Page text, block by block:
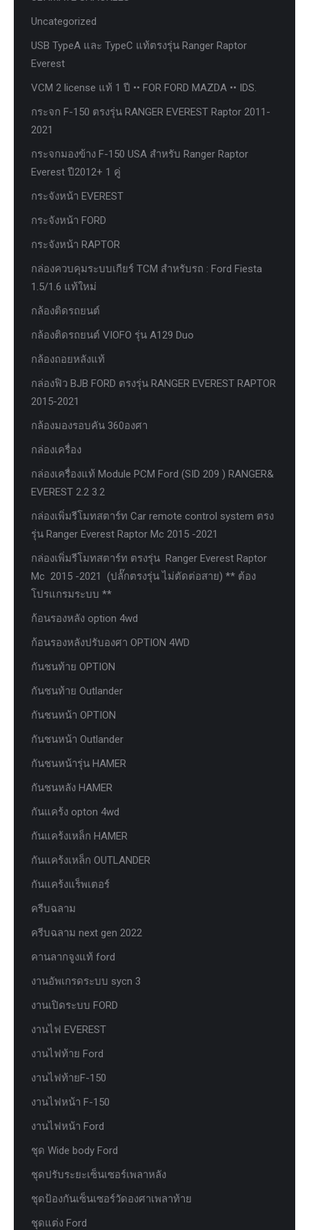
Uncategorized
USB TypeA และ TypeC แท้ตรงรุ่น Ranger Raptor
Everest
VCM 2 license แท้ 1 ปี •• FOR FORD MAZDA •• IDS.
กระจก F-150 ตรงรุ่น RANGER EVEREST Raptor 2011-
2021
กระจกมองข้าง F-150 USA สำหรับ Ranger Raptor
Everest ปี2012+ 1 คู่
กระจังหน้า EVEREST
กระจังหน้า FORD
กระจังหน้า RAPTOR
กล่องควบคุมระบบเกียร์ TCM สำหรับรถ : Ford Fiesta
1.5/1.6 แท้ใหม่
กล้องติดรถยนต์
กล้องติดรถยนต์ VIOFO รุ่น A129 Duo
กล้องถอยหลังแท้
กล่องฟิว BJB FORD ตรงรุ่น RANGER EVEREST RAPTOR
2015-2021
กล้องมองรอบคัน 360องศา
กล่องเครื่อง
กล่องเครื่องแท้ Module PCM Ford (SID 209 ) RANGER&
EVEREST 2.2 3.2
กล่องเพิ่มรีโมทสตาร์ท Car remote control system ตรง
รุ่น Ranger Everest Raptor Mc 2015 -2021
กล่องเพิ่มรีโมทสตาร์ท ตรงรุ่น Ranger Everest Raptor
Mc 2015 -2021 (ปลั๊กตรงรุ่น ไม่ตัดต่อสาย) ** ต้อง
โปรแกรมระบบ **
ก้อนรองหลัง option 4wd
ก้อนรองหลังปรับองศา OPTION 4WD
กันชนท้าย OPTION
กันชนท้าย Outlander
กันชนหน้า OPTION
กันชนหน้า Outlander
กันชนหน้ารุ่น HAMER
กันชนหลัง HAMER
กันแคร้ง opton 4wd
กันแคร้งเหล็ก HAMER
กันแคร้งเหล็ก OUTLANDER
กันแคร้งแร็พเตอร์
ครีบฉลาม
ครีบฉลาม next gen 2022
คานลากจูงแท้ ford
งานอัพเกรดระบบ sycn 3
งานเปิดระบบ FORD
งานไฟ EVEREST
งานไฟท้าย Ford
งานไฟท้ายF-150
งานไฟหน้า F-150
งานไฟหน้า Ford
ชุด Wide body Ford
ชุดปรับระยะเซ็นเซอร์เพลาหลัง
ชุดป้องกันเซ็นเซอร์วัดองศาเพลาท้าย
ชุดแต่ง Ford